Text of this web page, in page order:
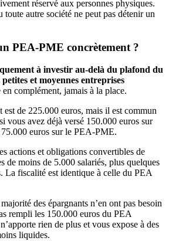
réservé aux personnes physiques.
autre société ne peut pas détenir un
PEA-PME concrètement ?
à investir au-delà du plafond du
et moyennes entreprises
en complément, jamais à la place.
est de 225.000 euros, mais il est commun
vous avez déjà versé 150.000 euros sur
euros sur le PEA-PME.
actions et obligations convertibles de
de moins de 5.000 salariés, plus quelques
La fiscalité est identique à celle du PEA
des épargnants n’en ont pas besoin
rempli les 150.000 euros du PEA
rien de plus et vous expose à des
liquides.